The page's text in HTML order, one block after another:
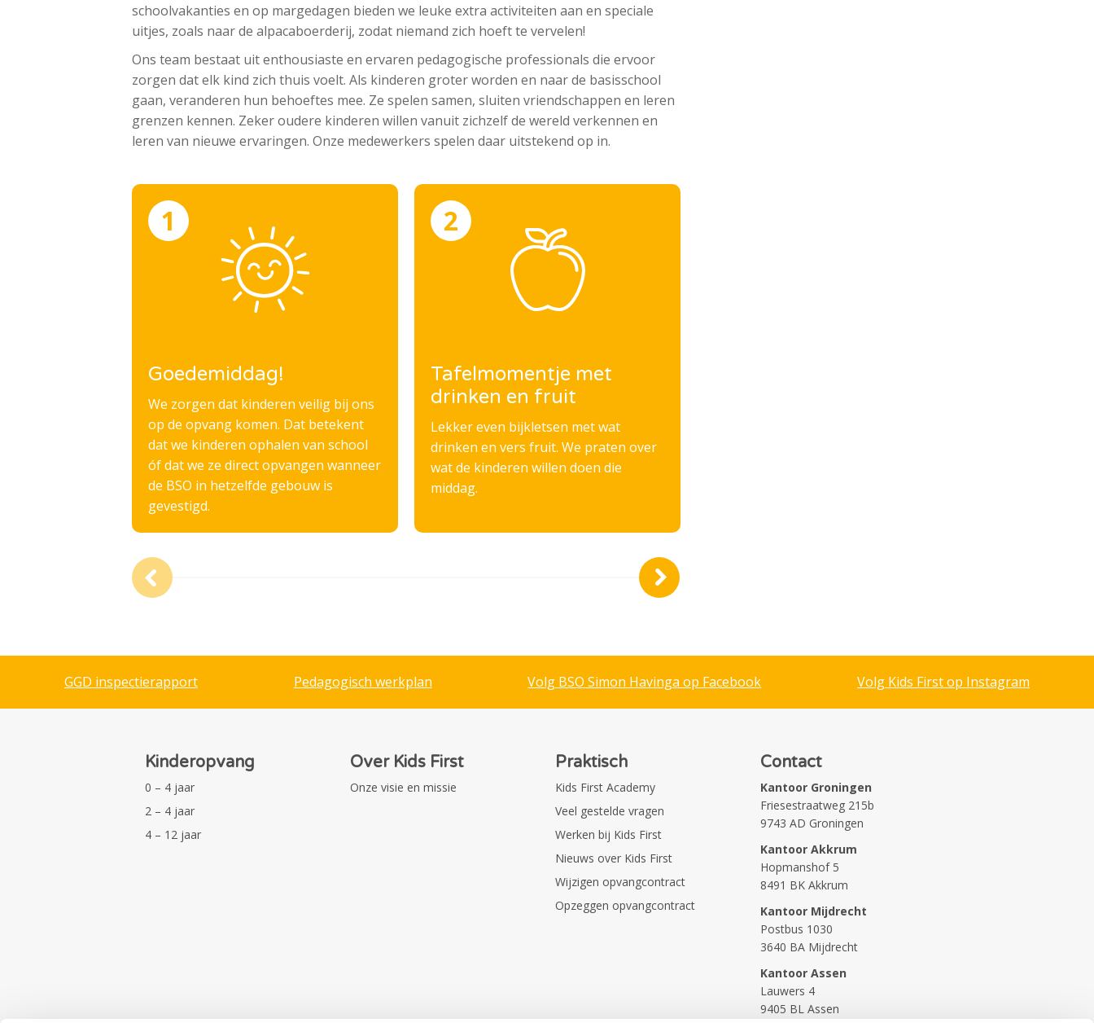
schoolvakanties en op margedagen bieden we leuke extra activiteiten aan en speciale
uitjes, zoals naar de alpacaboerderij, zodat niemand zich hoeft te vervelen!
Ons team bestaat uit enthousiaste en ervaren pedagogische professionals die ervoor
zorgen dat elk kind zich thuis voelt. Als kinderen groter worden en naar de basisschool
gaan, veranderen hun behoeftes mee. Ze spelen samen, sluiten vriendschappen en leren
grenzen kennen. Zeker oudere kinderen willen vanuit zichzelf de wereld verkennen en
leren van nieuwe ervaringen. Onze medewerkers spelen daar uitstekend op in.
Goedemiddag!
We zorgen dat kinderen veilig bij ons
op de opvang komen. Dat betekent
dat we kinderen ophalen van school
óf dat we ze direct opvangen wanneer
de BSO in hetzelfde gebouw is
gevestigd.
Tafelmomentje met
drinken en fruit
Lekker even bijkletsen met wat
drinken en vers fruit. We praten over
wat de kinderen willen doen die
middag.
GGD inspectierapport Pedagogisch werkplan Volg BSO Simon Havinga op Facebook Volg Kids First op Instagram
Kinderopvang
0 – 4 jaar
2 – 4 jaar
4 – 12 jaar
Over Kids First
Onze visie en missie
Praktisch
Kids First Academy
Veel gestelde vragen
Werken bij Kids First
Nieuws over Kids First
Wijzigen opvangcontract
Opzeggen opvangcontract
Contact
Kantoor Groningen
Friesestraatweg 215b
9743 AD Groningen
Kantoor Akkrum
Hopmanshof 5
8491 BK Akkrum
Kantoor Mijdrecht
Postbus 1030
3640 BA Mijdrecht
Kantoor Assen
Lauwers 4
9405 BL Assen